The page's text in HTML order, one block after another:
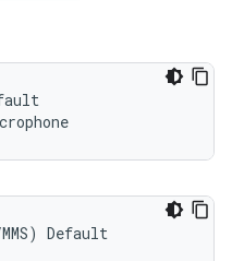
MMS) Default